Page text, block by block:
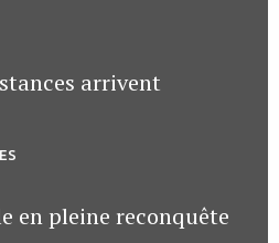
arrivent
en pleine reconquête